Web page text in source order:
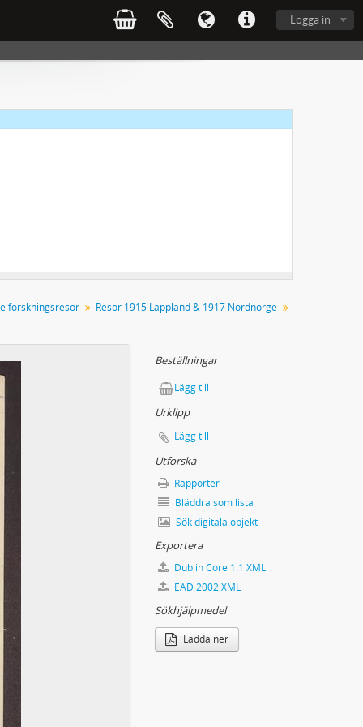
Logga in
d.o fångstgropar
Medelpad, Ångermanland, Västerbotten
Västerbotten & Norrbotten
Norrbotten, Värmland & Dalsland
forskningsresor Resor 1915 Lappland & 1917 Nordnorge
Beställningar
Lägg till
Urklipp
Lägg till
Utforska
Rapporter
Bläddra som lista
Sök digitala objekt
Exportera
Dublin Core 1.1 XML
EAD 2002 XML
Sökhjälpmedel
Ladda ner